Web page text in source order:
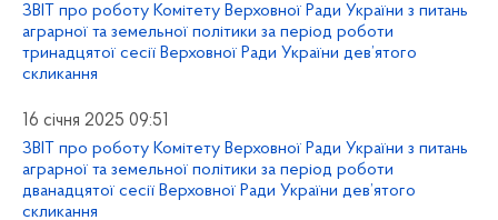
ЗВІТ про роботу Комітету Верховної Ради України з питань
аграрної та земельної політики за період роботи
тринадцятої сесії Верховної Ради України дев’ятого
скликання
16 січня 2025 09:51
ЗВІТ про роботу Комітету Верховної Ради України з питань
аграрної та земельної політики за період роботи
дванадцятої сесії Верховної Ради України дев’ятого
скликання